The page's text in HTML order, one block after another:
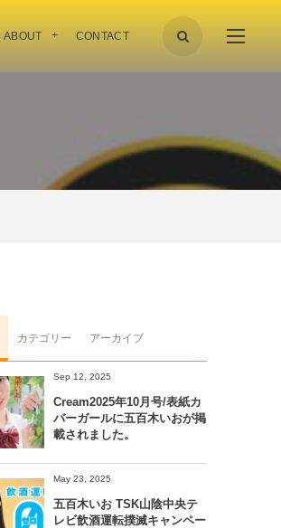
ABOUT CONTACT
カテゴリー アーカイブ
Sep 12, 2025
Cream2025年10月号/表紙カ
バーガールに五百木いおが掲
載されました。
May 23, 2025
五百木いお TSK山陰中央テ
レビ飲酒運転撲滅キャンペー